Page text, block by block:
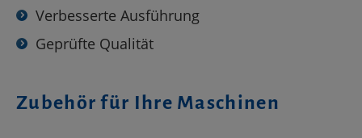
Verbesserte Ausführung
Geprüfte Qualität
Zubehör für Ihre Maschinen